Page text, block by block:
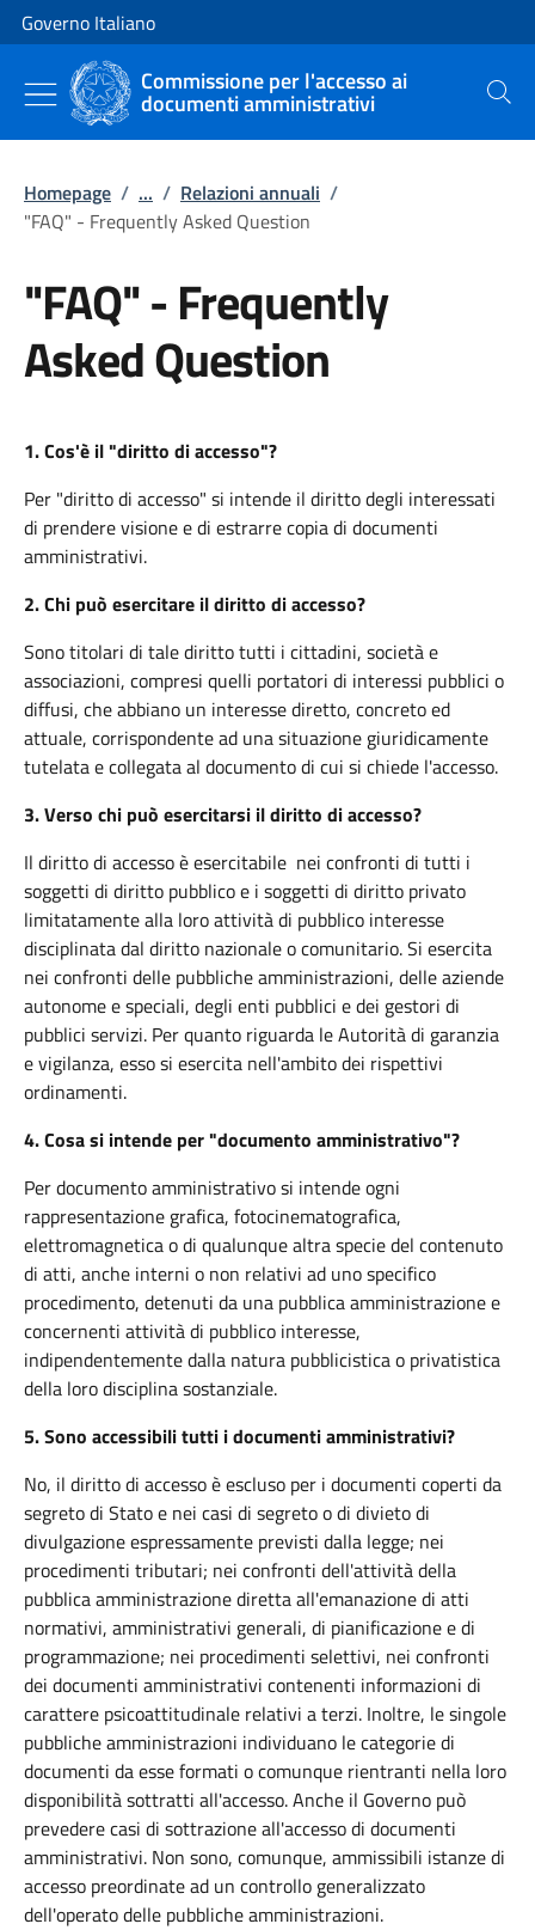
Vai al contenuto
Vai alla navigazione del sito
Governo Italiano
Commissione per l'accesso ai
documenti amministrativi Cerca
Homepage / ... / Relazioni annuali /
"FAQ" - Frequently Asked Question
"FAQ" - Frequently
Asked Question
1.Cos'è il "diritto di accesso"?
Per "diritto di accesso" si intende il diritto degli interessati
di prendere visione e di estrarre copia di documenti
amministrativi.
2.Chi può esercitare il diritto di accesso?
Sono titolari di tale diritto tutti i cittadini, società e
associazioni, compresi quelli portatori di interessi pubblici o
diffusi, che abbiano un interesse diretto, concreto ed
attuale, corrispondente ad una situazione giuridicamente
tutelata e collegata al documento di cui si chiede l'accesso.
3.Verso chi può esercitarsi il diritto di accesso?
Il diritto di accesso è esercitabile nei confronti di tutti i
soggetti di diritto pubblico e i soggetti di diritto privato
limitatamente alla loro attività di pubblico interesse
disciplinata dal diritto nazionale o comunitario. Si esercita
nei confronti delle pubbliche amministrazioni, delle aziende
autonome e speciali, degli enti pubblici e dei gestori di
pubblici servizi. Per quanto riguarda le Autorità di garanzia
e vigilanza, esso si esercita nell'ambito dei rispettivi
ordinamenti.
4.Cosa si intende per "documento amministrativo"?
Per documento amministrativo si intende ogni
rappresentazione grafica, fotocinematografica,
elettromagnetica o di qualunque altra specie del contenuto
di atti, anche interni o non relativi ad uno specifico
procedimento, detenuti da una pubblica amministrazione e
concernenti attività di pubblico interesse,
indipendentemente dalla natura pubblicistica o privatistica
della loro disciplina sostanziale.
5.Sono accessibili tutti i documenti amministrativi?
No, il diritto di accesso è escluso per i documenti coperti da
segreto di Stato e nei casi di segreto o di divieto di
divulgazione espressamente previsti dalla legge; nei
procedimenti tributari; nei confronti dell'attività della
pubblica amministrazione diretta all'emanazione di atti
normativi, amministrativi generali, di pianificazione e di
programmazione; nei procedimenti selettivi, nei confronti
dei documenti amministrativi contenenti informazioni di
carattere psicoattitudinale relativi a terzi. Inoltre, le singole
pubbliche amministrazioni individuano le categorie di
documenti da esse formati o comunque rientranti nella loro
disponibilità sottratti all'accesso. Anche il Governo può
prevedere casi di sottrazione all'accesso di documenti
amministrativi. Non sono, comunque, ammissibili istanze di
accesso preordinate ad un controllo generalizzato
dell'operato delle pubbliche amministrazioni.